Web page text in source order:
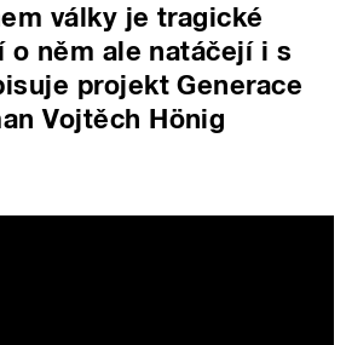
války je tragické
něm ale natáčejí i s
projekt Generace
Vojtěch Hönig